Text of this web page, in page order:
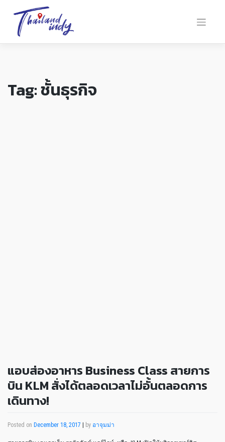
Tag:ชั้นธุรกิจ
แอบส่องอาหาร Business Class สายการ
บิน KLM สั่งได้ตลอดเวลาไม่อั้นตลอดการ
เดินทาง!
Posted on December 18, 2017 | by อาจุมม่า